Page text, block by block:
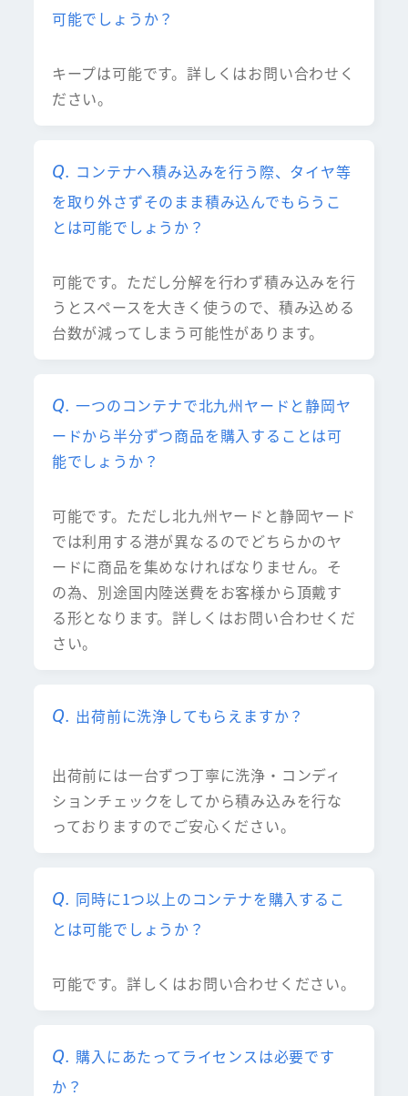
可能でしょうか？
キープは可能です。詳しくはお問い合わせく
ださい。
コンテナへ積み込みを行う際、タイヤ等
を取り外さずそのまま積み込んでもらうこ
とは可能でしょうか？
可能です。ただし分解を行わず積み込みを行
うとスペースを大きく使うので、積み込める
台数が減ってしまう可能性があります。
一つのコンテナで北九州ヤードと静岡ヤ
ードから半分ずつ商品を購入することは可
能でしょうか？
可能です。ただし北九州ヤードと静岡ヤード
では利用する港が異なるのでどちらかのヤ
ードに商品を集めなければなりません。そ
の為、別途国内陸送費をお客様から頂戴す
る形となります。詳しくはお問い合わせくだ
さい。
出荷前に洗浄してもらえますか？
出荷前には一台ずつ丁寧に洗浄・コンディ
ションチェックをしてから積み込みを行な
っておりますのでご安心ください。
同時に1つ以上のコンテナを購入するこ
とは可能でしょうか？
可能です。詳しくはお問い合わせください。
購入にあたってライセンスは必要です
か？